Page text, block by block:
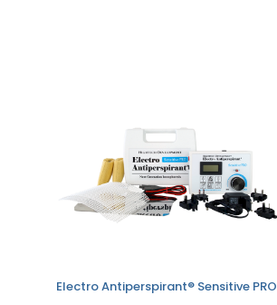
Electro Antiperspirant® Sensitive PRO